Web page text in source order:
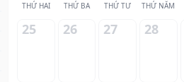
THỨ HAI THỨ BA THỨ TƯ THỨ NĂM
25 26 27 28